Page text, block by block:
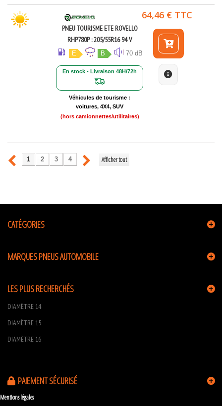
PNEU TOURISME ETE ROVELLO
RHP780P : 205/55R16 94 V
E B 70 dB
En stock - Livraison 48H/72h
Véhicules de tourisme :
voitures, 4X4, SUV
(hors camionnettes/utilitaires)
64,46 € TTC
Afficher tout
1 2 3 4
CATÉGORIES
MARQUES PNEUS AUTOMOBILE
LES PLUS RECHERCHÉS
DIAMÈTRE 14
DIAMÈTRE 15
DIAMÈTRE 16
PAIEMENT SÉCURISÉ
Mentions légales